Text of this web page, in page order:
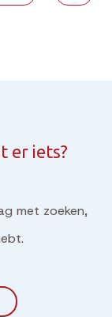
er iets?
met zoeken,